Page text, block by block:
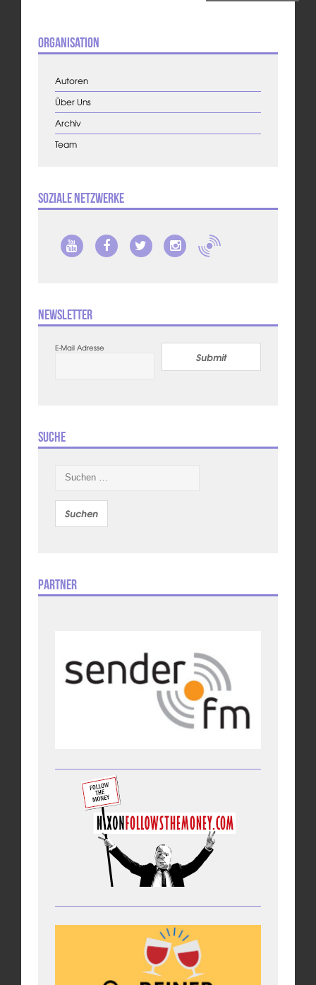
Organisation
Autoren
Über Uns
Archiv
Team
Soziale Netzwerke
Newsletter
E-Mail Adresse
Submit
Suche
nach:
Partner